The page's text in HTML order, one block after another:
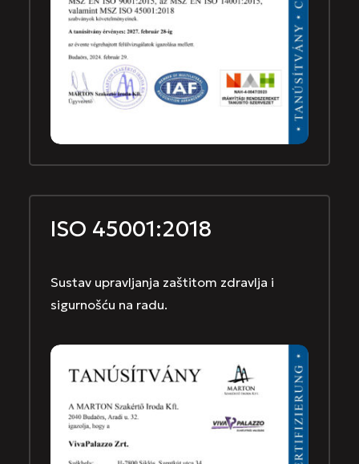
ISO 45001:2018
Sustav upravljanja zaštitom zdravlja i
sigurnošću na radu.